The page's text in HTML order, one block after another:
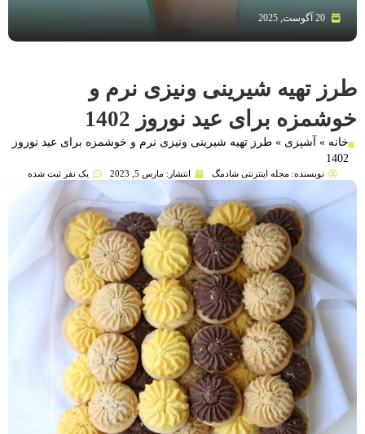
طرز تهیه شیرینی ونیزی نرم و
خوشمزه برای عید نوروز 1402
خانه » آشپزی »طرز تهیه شیرینی ونیزی نرم و خوشمزه برای عید نوروز
1402
نویسنده: مجله اینترنتی شادمگ انتشار: مارس 5, 2023 یک نفر ثبت شده